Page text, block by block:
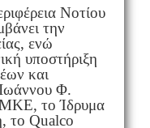
Νοτίου
την
ενώ
υποστήριξη
και
Φ.
το Ίδρυμα
το Qualco